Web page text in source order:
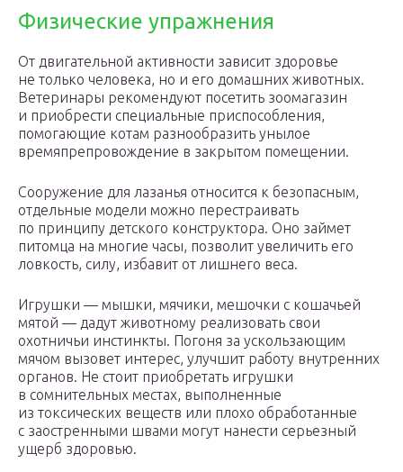
Физические упражнения
От двигательной активности зависит здоровье
не только человека, но и его домашних животных.
Ветеринары рекомендуют посетить зоомагазин
и приобрести специальные приспособления,
помогающие котам разнообразить унылое
времяпрепровождение в закрытом помещении.
Сооружение для лазанья относится к безопасным,
отдельные модели можно перестраивать
по принципу детского конструктора. Оно займет
питомца на многие часы, позволит увеличить его
ловкость, силу, избавит от лишнего веса.
Игрушки — мышки, мячики, мешочки с кошачьей
мятой — дадут животному реализовать свои
охотничьи инстинкты. Погоня за ускользающим
мячом вызовет интерес, улучшит работу внутренних
органов. Не стоит приобретать игрушки
в сомнительных местах, выполненные
из токсических веществ или плохо обработанные
с заостренными швами могут нанести серьезный
ущерб здоровью.